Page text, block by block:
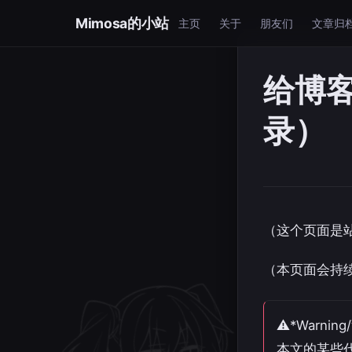
Mimosa的小站 主页 关于 朋友们 文章归
给博
录）
（这个页面
（本页面会